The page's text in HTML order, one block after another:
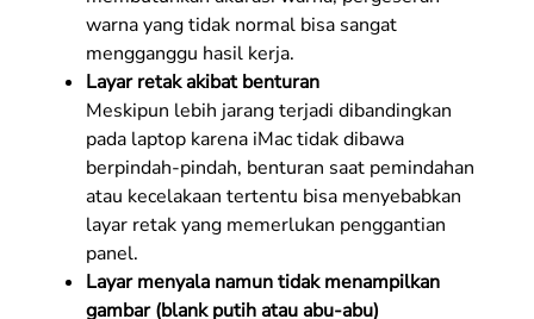
warna yang tidak normal bisa sangat
mengganggu hasil kerja.
Layar retak akibat benturan
Meskipun lebih jarang terjadi dibandingkan
pada laptop karena iMac tidak dibawa
berpindah-pindah, benturan saat pemindahan
atau kecelakaan tertentu bisa menyebabkan
layar retak yang memerlukan penggantian
panel.
Layar menyala namun tidak menampilkan
gambar (blank putih atau abu-abu)